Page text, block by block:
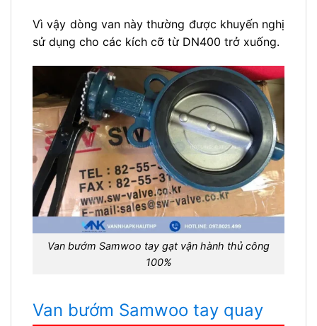
Vì vậy dòng van này thường được khuyến nghị
sử dụng cho các kích cỡ từ DN400 trở xuống.
Van bướm Samwoo tay gạt vận hành thủ công
100%
Van bướm Samwoo tay quay